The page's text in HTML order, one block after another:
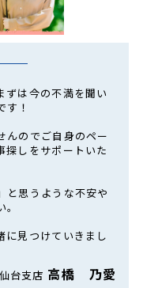
ずは今の不満を聞い
！
んのでご自身のペー
探しをサポートいた
と思うような不安や
に見つけていきまし
仙台支店 高橋 乃愛